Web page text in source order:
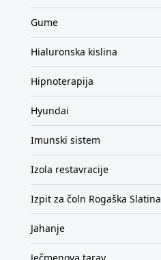
Gume
Hialuronska kislina
Hipnoterapija
Hyundai
Imunski sistem
Izola restavracije
Izpit za čoln Rogaška Slatina
Jahanje